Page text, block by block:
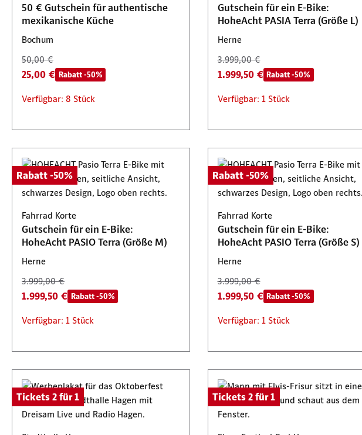
50 € Gutschein für authentische
mexikanische Küche
Bochum
50,00 €
25,00 € Rabatt -50%
Verfügbar: 8 Stück
Gutschein für ein E-Bike:
HoheAcht PASIA Terra (Größe L)
Herne
3.999,00 €
1.999,50 € Rabatt -50%
Verfügbar: 1 Stück
Rabatt -50%
Fahrrad Korte
Gutschein für ein E-Bike:
HoheAcht PASIO Terra (Größe M)
Herne
3.999,00 €
1.999,50 € Rabatt -50%
Verfügbar: 1 Stück
Rabatt -50%
Fahrrad Korte
Gutschein für ein E-Bike:
HoheAcht PASIO Terra (Größe S)
Herne
3.999,00 €
1.999,50 € Rabatt -50%
Verfügbar: 1 Stück
Tickets 2 für 1 Tickets 2 für 1